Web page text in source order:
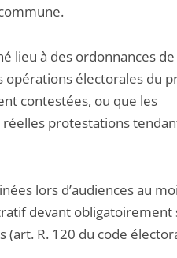
lieu à des ordonnances
opérations électorales du
contestées, ou que les
protestations
lors d’audiences au
devant obligatoirement
R. 120 du code